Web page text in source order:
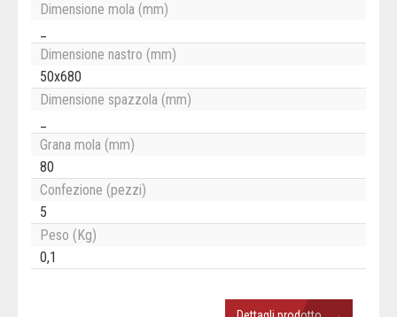
Dimensione mola (mm)
Dimensione nastro (mm)
50x680
Dimensione spazzola (mm)
Grana mola (mm)
80
Confezione (pezzi)
5
Peso (Kg)
0,1